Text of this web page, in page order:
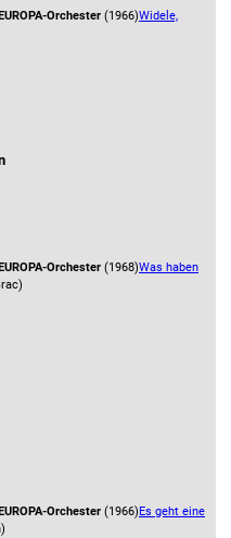
Orchester (1966)Widele,
Orchester (1968)Was haben
Orchester (1966) Es geht eine